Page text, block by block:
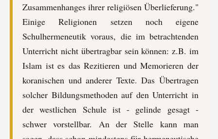
Zusammenhanges ihrer religiösen Überlieferung."
Einige Religionen setzen noch eigene
Schulhermeneutik voraus, die im betrachtenden
Unterricht nicht übertragbar sein können: z.B. im
Islam ist es das Rezitieren und Memorieren der
koranischen und anderer Texte. Das Übertragen
solcher Bildungsmethoden auf den Unterricht in
der westlichen Schule ist - gelinde gesagt -
schwer vorstellbar. An der Stelle kann man